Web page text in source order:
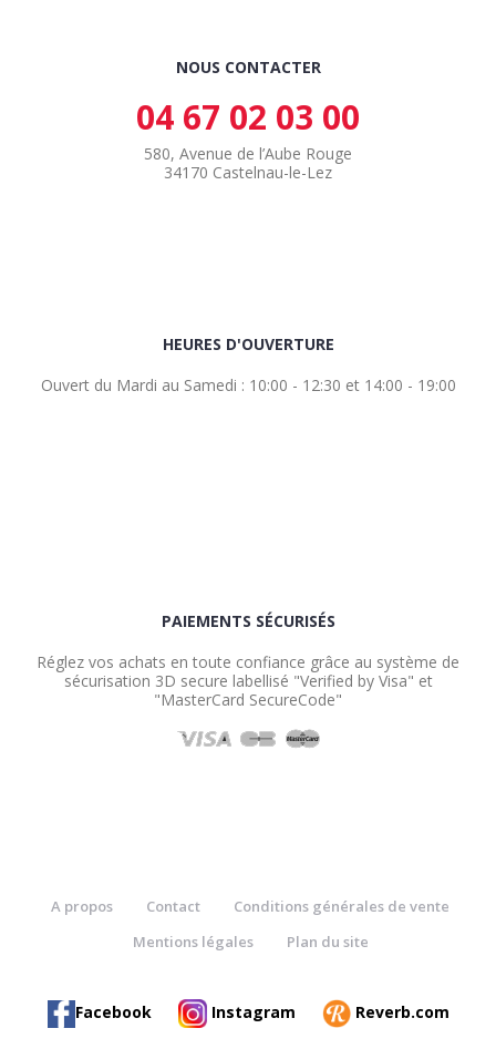
NOUS CONTACTER
04 67 02 03 00
580, Avenue de l’Aube Rouge
34170 Castelnau-le-Lez
HEURES D'OUVERTURE
Ouvert du Mardi au Samedi : 10:00 - 12:30 et 14:00 - 19:00
PAIEMENTS SÉCURISÉS
Réglez vos achats en toute confiance grâce au système de
sécurisation 3D secure labellisé "Verified by Visa" et
"MasterCard SecureCode"
A propos Contact
Conditions générales de vente
Mentions légales
Plan du site
Facebook Instagram Reverb.com